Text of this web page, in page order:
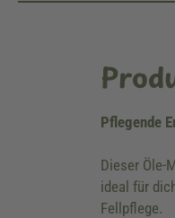
Pflegende
Dieser Öle-
ideal für
Fellpflege.